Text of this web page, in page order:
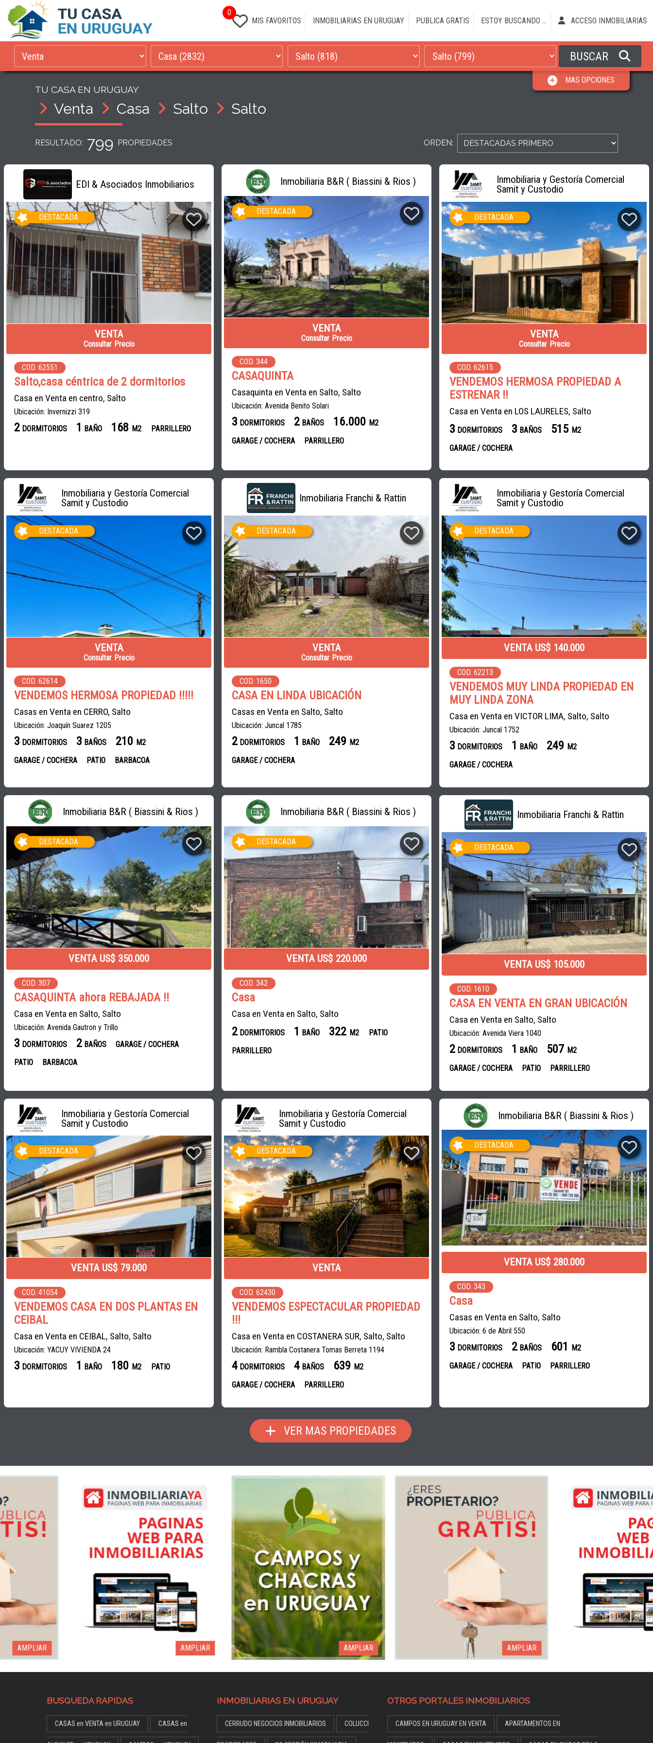
0
MIS FAVORITOS
INMOBILIARIAS EN URUGUAY PUBLICA GRATIS ESTOY BUSCANDO ... ACCESO INMOBILIARIAS
BUSCAR
MAS OPCIONES
TU CASA EN URUGUAY
Venta Casa Salto Salto
RESULTADO: 799 PROPIEDADES ORDEN:
EDI & Asociados Inmobiliarios
DESTACADA
VENTA
Consultar Precio
COD. 62551
Salto,casa céntrica de 2 dormitorios
Casa en Venta en centro, Salto
Ubicación: Invernizzi 319
2 DORMITORIOS 1 BAÑO 168 M2 PARRILLERO
Inmobiliaria B&R ( Biassini & Rios )
DESTACADA
VENTA
Consultar Precio
COD. 344
CASAQUINTA
Casaquinta en Venta en Salto, Salto
Ubicación: Avenida Benito Solari
3 DORMITORIOS 2 BAÑOS 16.000 M2
GARAGE / COCHERA
PARRILLERO
Inmobiliaria y Gestoría Comercial
Samit y Custodio
DESTACADA
VENTA
Consultar Precio
COD. 62615
VENDEMOS HERMOSA PROPIEDAD A
ESTRENAR !!
Casa en Venta en LOS LAURELES, Salto
3 DORMITORIOS 3 BAÑOS 515 M2
GARAGE / COCHERA
Inmobiliaria y Gestoría Comercial
Samit y Custodio
DESTACADA
VENTA
Consultar Precio
COD. 62614
VENDEMOS HERMOSA PROPIEDAD !!!!!
Casas en Venta en CERRO, Salto
Ubicación: Joaquín Suarez 1205
3 DORMITORIOS 3 BAÑOS 210 M2
GARAGE / COCHERA
PATIO BARBACOA
Inmobiliaria Franchi & Rattin
DESTACADA
VENTA
Consultar Precio
COD. 1650
CASA EN LINDA UBICACIÓN
Casas en Venta en Salto, Salto
Ubicación: Juncal 1785
2 DORMITORIOS 1 BAÑO 249 M2
GARAGE / COCHERA
Inmobiliaria y Gestoría Comercial
Samit y Custodio
DESTACADA
VENTA US$ 140.000
COD. 62213
VENDEMOS MUY LINDA PROPIEDAD EN
MUY LINDA ZONA
Casa en Venta en VICTOR LIMA, Salto, Salto
Ubicación: Juncal 1752
3 DORMITORIOS 1 BAÑO 249 M2
GARAGE / COCHERA
Inmobiliaria B&R ( Biassini & Rios )
DESTACADA
VENTA US$ 350.000
COD. 307
CASAQUINTA ahora REBAJADA !!
Casa en Venta en Salto, Salto
Ubicación: Avenida Gautron y Trillo
3 DORMITORIOS 2 BAÑOS
GARAGE / COCHERA
PATIO
BARBACOA
Inmobiliaria B&R ( Biassini & Rios )
DESTACADA
VENTA US$ 220.000
COD. 342
Casa
Casa en Venta en Salto, Salto
2 DORMITORIOS 1 BAÑO 322 M2
PATIO
PARRILLERO
Inmobiliaria Franchi & Rattin
DESTACADA
VENTA US$ 105.000
COD. 1610
CASA EN VENTA EN GRAN UBICACIÓN
Casa en Venta en Salto, Salto
Ubicación: Avenida Viera 1040
2 DORMITORIOS 1 BAÑO 507 M2
GARAGE / COCHERA
PATIO PARRILLERO
Inmobiliaria y Gestoría Comercial
Samit y Custodio
DESTACADA
VENTA US$ 79.000
COD. 41054
VENDEMOS CASA EN DOS PLANTAS EN
CEIBAL
Casa en Venta en CEIBAL, Salto, Salto
Ubicación: YACUY VIVIENDA 24
3 DORMITORIOS 1 BAÑO 180 M2 PATIO
Inmobiliaria y Gestoría Comercial
Samit y Custodio
DESTACADA
VENTA
COD. 62430
VENDEMOS ESPECTACULAR PROPIEDAD
!!!
Casa en Venta en COSTANERA SUR, Salto, Salto
Ubicación: Rambla Costanera Tomas Berreta 1194
4 DORMITORIOS 4 BAÑOS 639 M2
GARAGE / COCHERA
PARRILLERO
Inmobiliaria B&R ( Biassini & Rios )
DESTACADA
VENTA US$ 280.000
COD. 343
Casa
Casas en Venta en Salto, Salto
Ubicación: 6 de Abril 550
3 DORMITORIOS 2 BAÑOS 601
M2
GARAGE / COCHERA
PATIO PARRILLERO
VER MAS PROPIEDADES
AMPLIAR AMPLIAR
BUSQUEDA RAPIDAS
CASAS en VENTA en URUGUAY CASAS en
INMOBILIARIAS EN URUGUAY
CERRUDO NEGOCIOS INMOBILIARIOS COLUCCI
OTROS PORTALES INMOBILIARIOS
CAMPOS EN URUGUAY EN VENTA APARTAMENTOS EN